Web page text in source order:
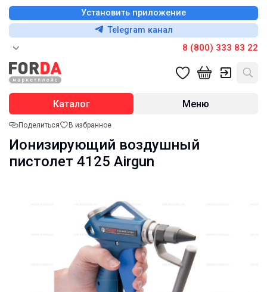
Установить приложение
Telegram канал
8 (800) 333 83 22
Каталог Меню
Поделиться В избранное
Ионизирующий воздушный
пистолет 4125 Airgun